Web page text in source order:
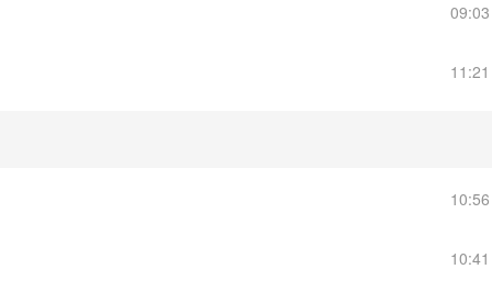
09:03
11:21
10:56
10:41